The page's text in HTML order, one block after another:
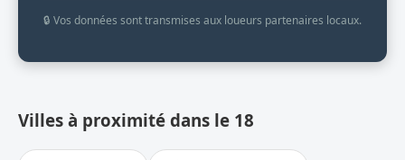
🔒 Vos données sont transmises aux loueurs partenaires locaux.
Villes à proximité dans le 18